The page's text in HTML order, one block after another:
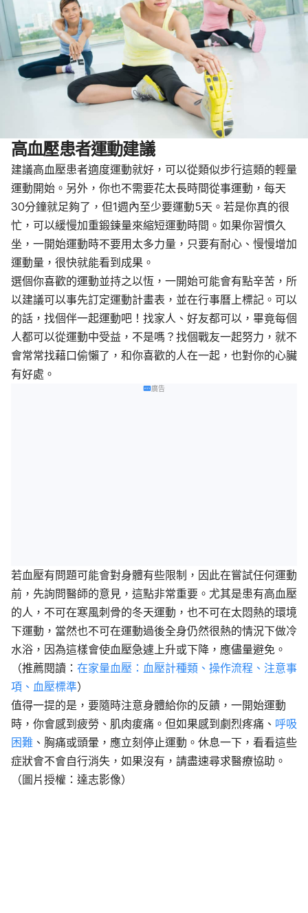
高血壓患者運動建議
建議高血壓患者適度運動就好，可以從類似步行這類的輕量
運動開始。另外，你也不需要花太長時間從事運動，每天
30分鐘就足夠了，但1週內至少要運動5天。若是你真的很
忙，可以緩慢加重鍛鍊量來縮短運動時間。如果你習慣久
坐，一開始運動時不要用太多力量，只要有耐心、慢慢增加
運動量，很快就能看到成果。
選個你喜歡的運動並持之以恆，一開始可能會有點辛苦，所
以建議可以事先訂定運動計畫表，並在行事曆上標記。可以
的話，找個伴一起運動吧！找家人、好友都可以，畢竟每個
人都可以從運動中受益，不是嗎？找個戰友一起努力，就不
會常常找藉口偷懶了，和你喜歡的人在一起，也對你的心臟
有好處。
廣告
若血壓有問題可能會對身體有些限制，因此在嘗試任何運動
前，先詢問醫師的意見，這點非常重要。尤其是患有高血壓
的人，不可在寒風刺骨的冬天運動，也不可在太悶熱的環境
下運動，當然也不可在運動過後全身仍然很熱的情況下做冷
水浴，因為這樣會使血壓急遽上升或下降，應儘量避免。
（推薦閱讀： 在家量血壓：血壓計種類、操作流程、注意事
項、血壓標準）
值得一提的是，要隨時注意身體給你的反饋，一開始運動
時，你會感到疲勞、肌肉痠痛。但如果感到劇烈疼痛、 呼吸
困難 、胸痛或頭暈，應立刻停止運動。休息一下，看看這些
症狀會不會自行消失，如果沒有，請盡速尋求醫療協助。
（圖片授權：達志影像）